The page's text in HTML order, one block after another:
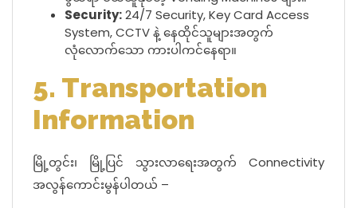
Security:24/7 Security, Key Card Access
System, CCTV နဲ့ နေထိုင်သူများအတွက်
လုံလောက်သော ကားပါကင်နေရာ။
5. Transportation
Information
မြို့တွင်း၊ မြို့ပြင် သွားလာရေးအတွက် Connectivity
အလွန်ကောင်းမွန်ပါတယ် –